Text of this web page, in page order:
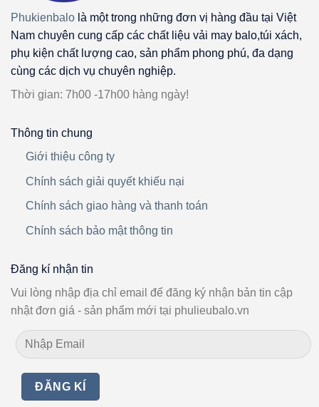
Phukienbalolà một trong những đơn vị hàng đầu tại Việt
Nam chuyên cung cấp các chất liệu vải may balo,túi xách,
phụ kiện chất lượng cao, sản phẩm phong phú, đa dạng
cùng các dịch vụ chuyên nghiệp.
Thời gian: 7h00 -17h00 hàng ngày!
Thông tin chung
Giới thiệu công ty
Chính sách giải quyết khiếu nại
Chính sách giao hàng và thanh toán
Chính sách bảo mật thông tin
Đăng kí nhận tin
Vui lòng nhập địa chỉ email để đăng ký nhận bản tin cập
nhật đơn giá - sản phẩm mới tại phulieubalo.vn